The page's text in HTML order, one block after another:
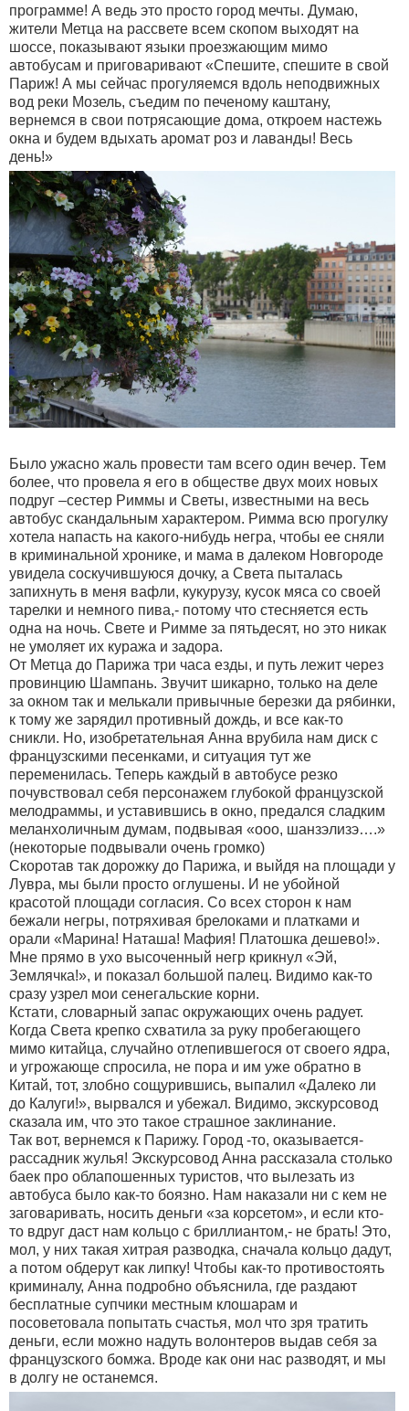
программе! А ведь это просто город мечты. Думаю,
жители Метца на рассвете всем скопом выходят на
шоссе, показывают языки проезжающим мимо
автобусам и приговаривают «Спешите, спешите в свой
Париж! А мы сейчас прогуляемся вдоль неподвижных
вод реки Мозель, съедим по печеному каштану,
вернемся в свои потрясающие дома, откроем настежь
окна и будем вдыхать аромат роз и лаванды! Весь
день!»
Было ужасно жаль провести там всего один вечер. Тем
более, что провела я его в обществе двух моих новых
подруг –сестер Риммы и Светы, известными на весь
автобус скандальным характером. Римма всю прогулку
хотела напасть на какого-нибудь негра, чтобы ее сняли
в криминальной хронике, и мама в далеком Новгороде
увидела соскучившуюся дочку, а Света пыталась
запихнуть в меня вафли, кукурузу, кусок мяса со своей
тарелки и немного пива,- потому что стесняется есть
одна на ночь. Свете и Римме за пятьдесят, но это никак
не умоляет их куража и задора.
От Метца до Парижа три часа езды, и путь лежит через
провинцию Шампань. Звучит шикарно, только на деле
за окном так и мелькали привычные березки да рябинки,
к тому же зарядил противный дождь, и все как-то
сникли. Но, изобретательная Анна врубила нам диск с
французскими песенками, и ситуация тут же
переменилась. Теперь каждый в автобусе резко
почувствовал себя персонажем глубокой французской
мелодраммы, и уставившись в окно, предался сладким
меланхоличным думам, подвывая «ооо, шанзэлизэ….»
(некоторые подвывали очень громко)
Скоротав так дорожку до Парижа, и выйдя на площади у
Лувра, мы были просто оглушены. И не убойной
красотой площади согласия. Со всех сторон к нам
бежали негры, потряхивая брелоками и платками и
орали «Марина! Наташа! Мафия! Платошка дешево!».
Мне прямо в ухо высоченный негр крикнул «Эй,
Землячка!», и показал большой палец. Видимо как-то
сразу узрел мои сенегальские корни.
Кстати, словарный запас окружающих очень радует.
Когда Света крепко схватила за руку пробегающего
мимо китайца, случайно отлепившегося от своего ядра,
и угрожающе спросила, не пора и им уже обратно в
Китай, тот, злобно сощурившись, выпалил «Далеко ли
до Калуги!», вырвался и убежал. Видимо, экскурсовод
сказала им, что это такое страшное заклинание.
Так вот, вернемся к Парижу. Город -то, оказывается-
рассадник жулья! Экскурсовод Анна рассказала столько
баек про облапошенных туристов, что вылезать из
автобуса было как-то боязно. Нам наказали ни с кем не
заговаривать, носить деньги «за корсетом», и если кто-
то вдруг даст нам кольцо с бриллиантом,- не брать! Это,
мол, у них такая хитрая разводка, сначала кольцо дадут,
а потом обдерут как липку! Чтобы как-то противостоять
криминалу, Анна подробно объяснила, где раздают
бесплатные супчики местным клошарам и
посоветовала попытать счастья, мол что зря тратить
деньги, если можно надуть волонтеров выдав себя за
французского бомжа. Вроде как они нас разводят, и мы
в долгу не останемся.